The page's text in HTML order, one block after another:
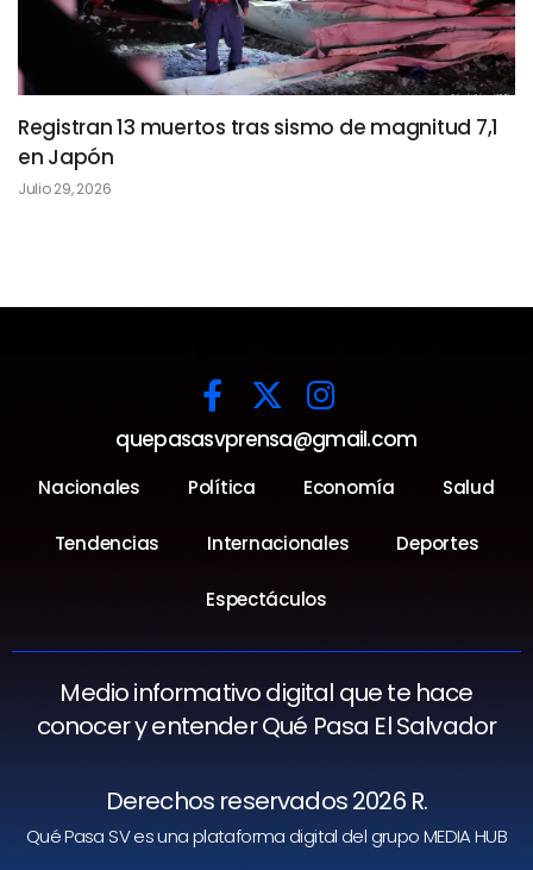
Registran 13 muertos tras sismo de magnitud 7,1
en Japón
Julio 29, 2026
quepasasvprensa@gmail.com
Nacionales Política Economía Salud
Tendencias Internacionales Deportes
Espectáculos
Medio informativo digital que te hace
conocer y entender Qué Pasa El Salvador
Derechos reservados 2026 R.
Qué Pasa SV es una plataforma digital del grupo MEDIA HUB